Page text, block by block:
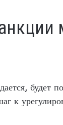
будет
к